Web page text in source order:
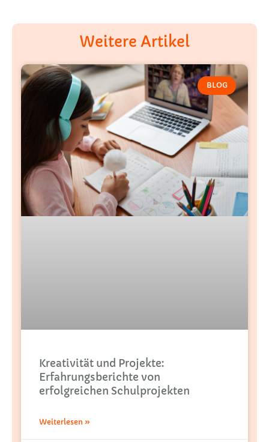
Weitere Artikel
BLOG
Kreativität und Projekte:
Erfahrungsberichte von
erfolgreichen Schulprojekten
Weiterlesen »